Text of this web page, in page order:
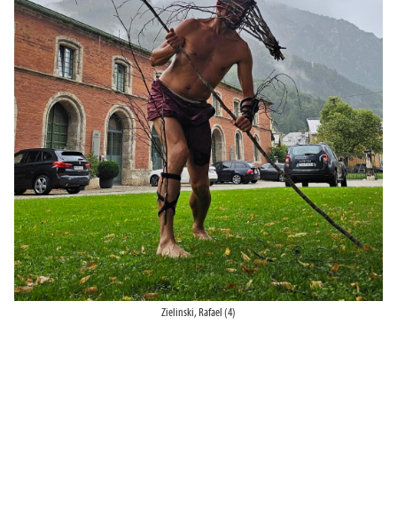
Zielinski, Rafael (4)